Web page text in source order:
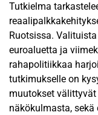
Tutkielma
Ruotsissa.
euroaluetta ja
rahapolitiikkaa
tutkimukselle on
muutokset
näkökulmasta,